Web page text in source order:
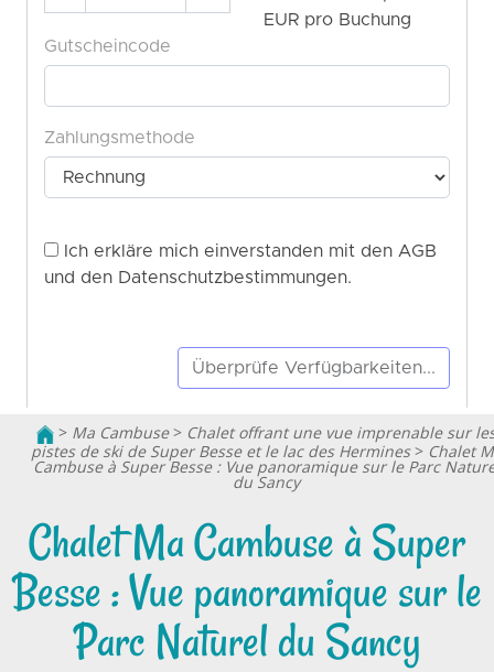
> Ma Cambuse> Chalet offrant une vue imprenable sur
pistes de ski de Super Besse et le lac des Hermines> Chalet
Cambuse à Super Besse : Vue panoramique sur le Parc
du Sancy
Chalet Ma Cambuse à Super
Besse : Vue panoramique sur le
Parc Naturel du Sancy